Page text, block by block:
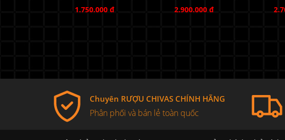
1.750.000 đ 2.900.000 đ
Chuyên RƯỢU CHIVAS CHÍNH HÃNG
Phân phối và bán lẻ toàn quốc